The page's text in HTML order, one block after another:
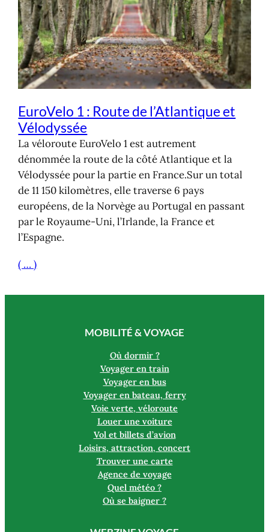
EuroVelo 1 : Route de l’Atlantique et
Vélodyssée
La véloroute EuroVelo 1 est autrement
dénommée la route de la côté Atlantique et la
Vélodyssée pour la partie en France.Sur un total
de 11 150 kilomètres, elle traverse 6 pays
européens, de la Norvège au Portugal en passant
par le Royaume-Uni, l’Irlande, la France et
l’Espagne.
( … )
MOBILITÉ & VOYAGE
Où dormir ?
Voyager en train
Voyager en bus
Voyager en bateau, ferry
Voie verte, véloroute
Louer une voiture
Vol et billets d’avion
Loisirs, attraction, concert
Trouver une carte
Agence de voyage
Quel météo ?
Où se baigner ?